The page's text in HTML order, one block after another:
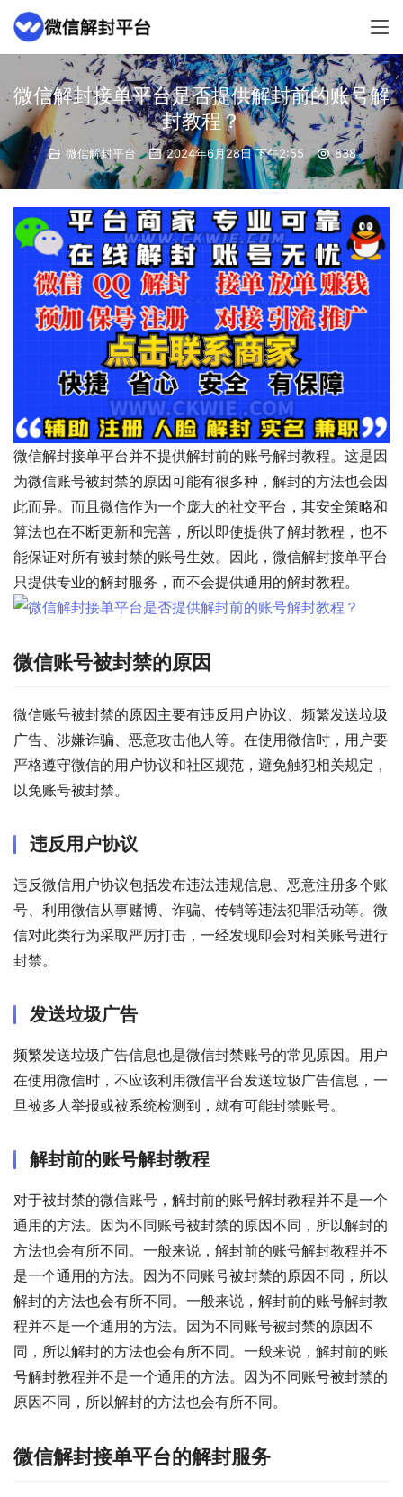
微信解封接单平台是否提供解封前的账号解
封教程？
微信解封平台 2024年6月28日 下午2:55 838
微信解封接单平台并不提供解封前的账号解封教程。这是因
为微信账号被封禁的原因可能有很多种，解封的方法也会因
此而异。而且微信作为一个庞大的社交平台，其安全策略和
算法也在不断更新和完善，所以即使提供了解封教程，也不
能保证对所有被封禁的账号生效。因此，微信解封接单平台
只提供专业的解封服务，而不会提供通用的解封教程。
微信账号被封禁的原因
微信账号被封禁的原因主要有违反用户协议、频繁发送垃圾
广告、涉嫌诈骗、恶意攻击他人等。在使用微信时，用户要
严格遵守微信的用户协议和社区规范，避免触犯相关规定，
以免账号被封禁。
违反用户协议
违反微信用户协议包括发布违法违规信息、恶意注册多个账
号、利用微信从事赌博、诈骗、传销等违法犯罪活动等。微
信对此类行为采取严厉打击，一经发现即会对相关账号进行
封禁。
发送垃圾广告
频繁发送垃圾广告信息也是微信封禁账号的常见原因。用户
在使用微信时，不应该利用微信平台发送垃圾广告信息，一
旦被多人举报或被系统检测到，就有可能封禁账号。
解封前的账号解封教程
对于被封禁的微信账号，解封前的账号解封教程并不是一个
通用的方法。因为不同账号被封禁的原因不同，所以解封的
方法也会有所不同。一般来说，解封前的账号解封教程并不
是一个通用的方法。因为不同账号被封禁的原因不同，所以
解封的方法也会有所不同。一般来说，解封前的账号解封教
程并不是一个通用的方法。因为不同账号被封禁的原因不
同，所以解封的方法也会有所不同。一般来说，解封前的账
号解封教程并不是一个通用的方法。因为不同账号被封禁的
原因不同，所以解封的方法也会有所不同。
微信解封接单平台的解封服务